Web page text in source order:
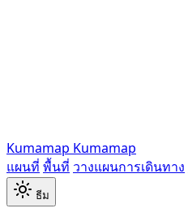
Kumamap Kumamap
แผนที่ พื้นที่ วางแผนการเดินทาง
ธีม